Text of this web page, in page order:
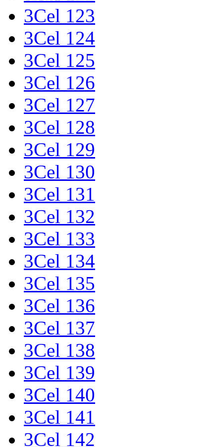
3Cel 123
3Cel 124
3Cel 125
3Cel 126
3Cel 127
3Cel 128
3Cel 129
3Cel 130
3Cel 131
3Cel 132
3Cel 133
3Cel 134
3Cel 135
3Cel 136
3Cel 137
3Cel 138
3Cel 139
3Cel 140
3Cel 141
3Cel 142